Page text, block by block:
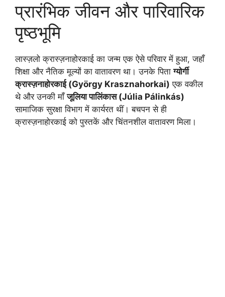
प्रारंभिक जीवन और पारिवारिक
पृष्ठभूमि
लास्ज़लो क्रास्ज़नाहोरकाई का जन्म एक ऐसे परिवार में हुआ, जहाँ
शिक्षा और नैतिक मूल्यों का वातावरण था। उनके पिताग्योर्गी
क्रास्ज़नाहोरकाई (György Krasznahorkai) एक वकील
थे और उनकी माँजूलिया पालिंकास (Júlia Pálinkás)
सामाजिक सुरक्षा विभाग में कार्यरत थीं। बचपन से ही
क्रास्ज़नाहोरकाई को पुस्तकें और चिंतनशील वातावरण मिला।